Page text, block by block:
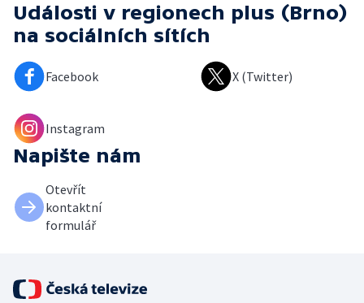
Události v regionech plus (Brno)
na sociálních sítích
Facebook X (Twitter)
Instagram
Napište nám
Otevřít
kontaktní
formulář